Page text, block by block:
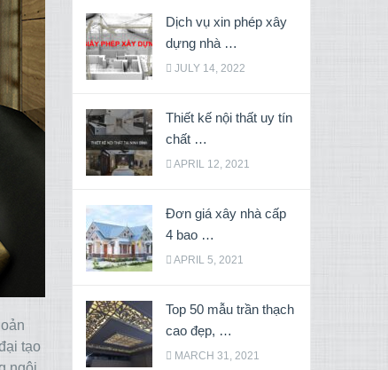
tạo
Dịch vụ xin phép xây
dựng nhà …
JULY 14, 2022
Thiết kế nội thất uy tín
chất …
APRIL 12, 2021
Đơn giá xây nhà cấp
4 bao …
APRIL 5, 2021
Top 50 mẫu trần thạch
cao đẹp, …
MARCH 31, 2021